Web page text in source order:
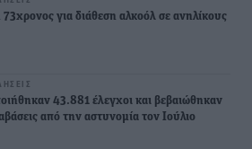
για διάθεση αλκοόλ σε ανηλίκους
43.881 έλεγχοι και βεβαιώθηκαν
από την αστυνομία τον Ιούλιο